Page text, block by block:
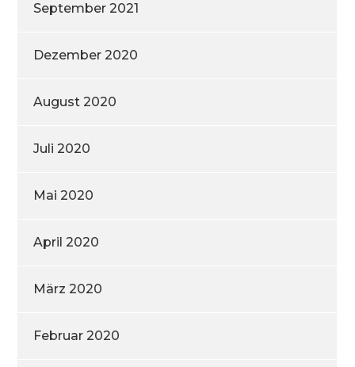
September 2021
Dezember 2020
August 2020
Juli 2020
Mai 2020
April 2020
März 2020
Februar 2020